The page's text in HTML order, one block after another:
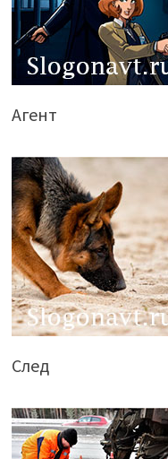
Агент
След